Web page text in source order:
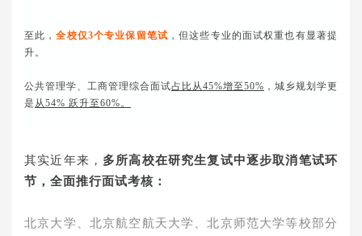
至此，全校仅3个专业保留笔试 ，但这些专业的面试权重也有显著提
升。
公共管理学、工商管理综合面试占比从45%增至50% ，城乡规划学更
是 从54% 跃升至60%。
其实近年来， 多所高校在研究生复试中逐步取消笔试环
节，全面推行面试考核：
北京大学、北京航空航天大学、北京师范大学等校部分